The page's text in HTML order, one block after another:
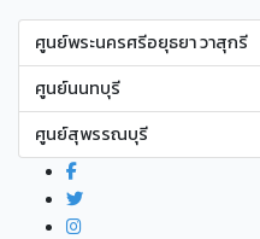
ศูนย์พระนครศรีอยุธยา วาสุกรี
ศูนย์นนทบุรี
ศูนย์สุพรรณบุรี